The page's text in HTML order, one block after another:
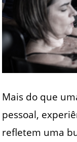
Mais do que
pessoal,
refletem uma